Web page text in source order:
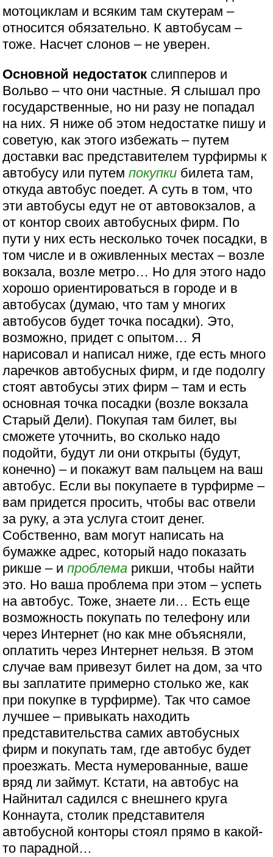
мотоциклам и всяким там скутерам –
относится обязательно. К автобусам –
тоже. Насчет слонов – не уверен.
Основной недостаток слипперов и
Вольво – что они частные. Я слышал про
государственные, но ни разу не попадал
на них. Я ниже об этом недостатке пишу и
советую, как этого избежать – путем
доставки вас представителем турфирмы к
автобусу или путемпокупки билета там,
откуда автобус поедет. А суть в том, что
эти автобусы едут не от автовокзалов, а
от контор своих автобусных фирм. По
пути у них есть несколько точек посадки, в
том числе и в оживленных местах – возле
вокзала, возле метро… Но для этого надо
хорошо ориентироваться в городе и в
автобусах (думаю, что там у многих
автобусов будет точка посадки). Это,
возможно, придет с опытом… Я
нарисовал и написал ниже, где есть много
ларечков автобусных фирм, и где подолгу
стоят автобусы этих фирм – там и есть
основная точка посадки (возле вокзала
Старый Дели). Покупая там билет, вы
сможете уточнить, во сколько надо
подойти, будут ли они открыты (будут,
конечно) – и покажут вам пальцем на ваш
автобус. Если вы покупаете в турфирме –
вам придется просить, чтобы вас отвели
за руку, а эта услуга стоит денег.
Собственно, вам могут написать на
бумажке адрес, который надо показать
рикше – ипроблема рикши, чтобы найти
это. Но ваша проблема при этом – успеть
на автобус. Тоже, знаете ли… Есть еще
возможность покупать по телефону или
через Интернет (но как мне объясняли,
оплатить через Интернет нельзя. В этом
случае вам привезут билет на дом, за что
вы заплатите примерно столько же, как
при покупке в турфирме). Так что самое
лучшее – привыкать находить
представительства самих автобусных
фирм и покупать там, где автобус будет
проезжать. Места нумерованные, ваше
вряд ли займут. Кстати, на автобус на
Найнитал садился с внешнего круга
Коннаута, столик представителя
автобусной конторы стоял прямо в какой-
то парадной…